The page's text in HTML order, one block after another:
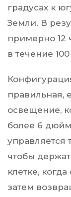
градусах к
Земли. В
примерно 12
в течение
правильная,
освещение,
более 6
управляется
чтобы
клетке,
затем